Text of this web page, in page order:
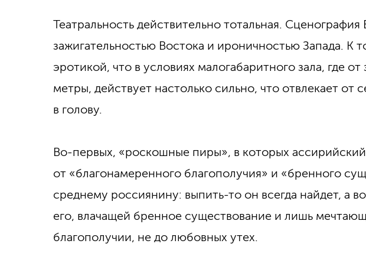
Театральность действительно тотальная.
зажигательностью Востока и ироничностью Запада. К
эротикой, что в условиях малогабаритного зала, где
метры, действует настолько сильно, что отвлекает от
в голову.
Во-первых, «роскошные пиры», в которых ассирийский
от «благонамеренного благополучия» и «бренного
среднему россиянину: выпить-то он всегда найдет, а
его, влачащей бренное существование и лишь
благополучии, не до любовных утех.